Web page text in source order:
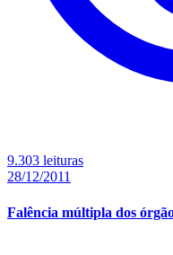
9.303 leituras
28/12/2011
Falência múltipla dos